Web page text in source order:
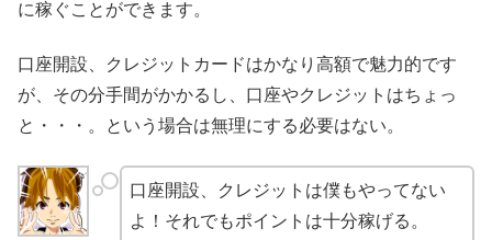
に稼ぐことができます。
口座開設、クレジットカードはかなり高額で魅力的です
が、その分手間がかかるし、口座やクレジットはちょっ
と・・・。という場合は無理にする必要はない。
口座開設、クレジットは僕もやってない
よ！それでもポイントは十分稼げる。